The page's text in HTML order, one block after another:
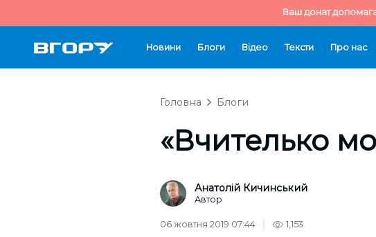
Ваш донат
Новини Блоги Відео Тексти Про нас
Головна Блоги
«Вчителько
Анатолій Кичинський
Автор
06 жовтня 2019 07:44 1,153